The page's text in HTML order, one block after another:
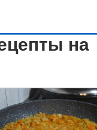
на